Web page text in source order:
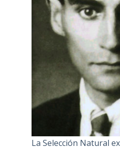
La Selección Natural